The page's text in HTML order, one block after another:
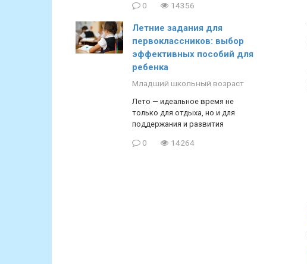
0 14356
Летние задания для
первоклассников: выбор
эффективных пособий для
ребенка
Младший школьный возраст
Лето — идеальное время не
только для отдыха, но и для
поддержания и развития
0 14264